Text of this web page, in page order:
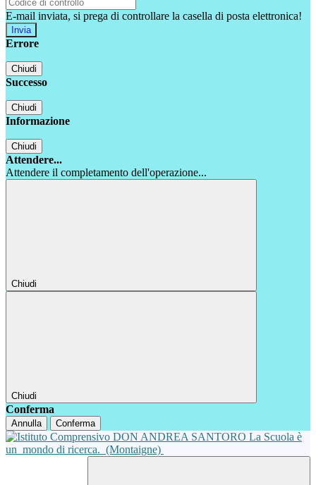
E-mail inviata, si prega di controllare la casella di posta elettronica!
Errore
Chiudi
Successo
Chiudi
Informazione
Chiudi
Attendere...
Attendere il completamento dell'operazione...
Chiudi
Chiudi
Conferma
Annulla Conferma
La Scuola è
un mondo di ricerca. (Montaigne)